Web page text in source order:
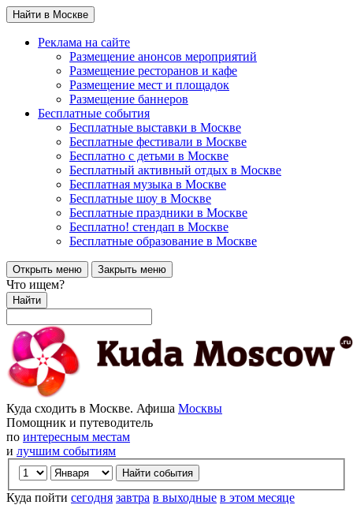
Найти в Москве
Реклама на сайте
Размещение анонсов мероприятий
Размещение ресторанов и кафе
Размещение мест и площадок
Размещение баннеров
Бесплатные события
Бесплатные выставки в Москве
Бесплатные фестивали в Москве
Бесплатно с детьми в Москве
Бесплатный активный отдых в Москве
Бесплатная музыка в Москве
Бесплатные шоу в Москве
Бесплатные праздники в Москве
Бесплатно! стендап в Москве
Бесплатные образование в Москве
Открыть меню Закрыть меню
Что ищем?
Найти
Куда сходить в Москве. Афиша Москвы
Помощник и путеводитель
по интересным местам
и лучшим событиям
Куда пойти сегодня завтра в выходные в этом месяце